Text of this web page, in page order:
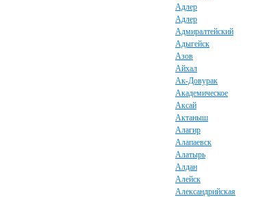
Адлер
Адлер
Адмиралтейский
Адыгейск
Азов
Айхал
Ак-Довурак
Академическое
Аксай
Актаныш
Алагир
Алапаевск
Алатырь
Алдан
Алейск
Александрийская